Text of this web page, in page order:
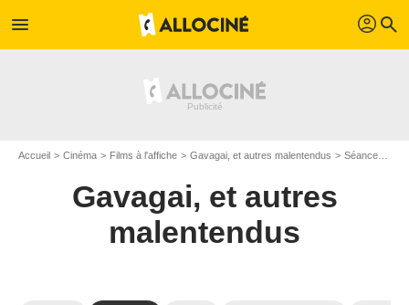
menu profil search
Accueil Cinéma Films à l'affiche Gavagai, et autres malentendus Séances "Gavagai, et autres malentendus" Seine-Saint-Denis
Gavagai, et autres
malentendus